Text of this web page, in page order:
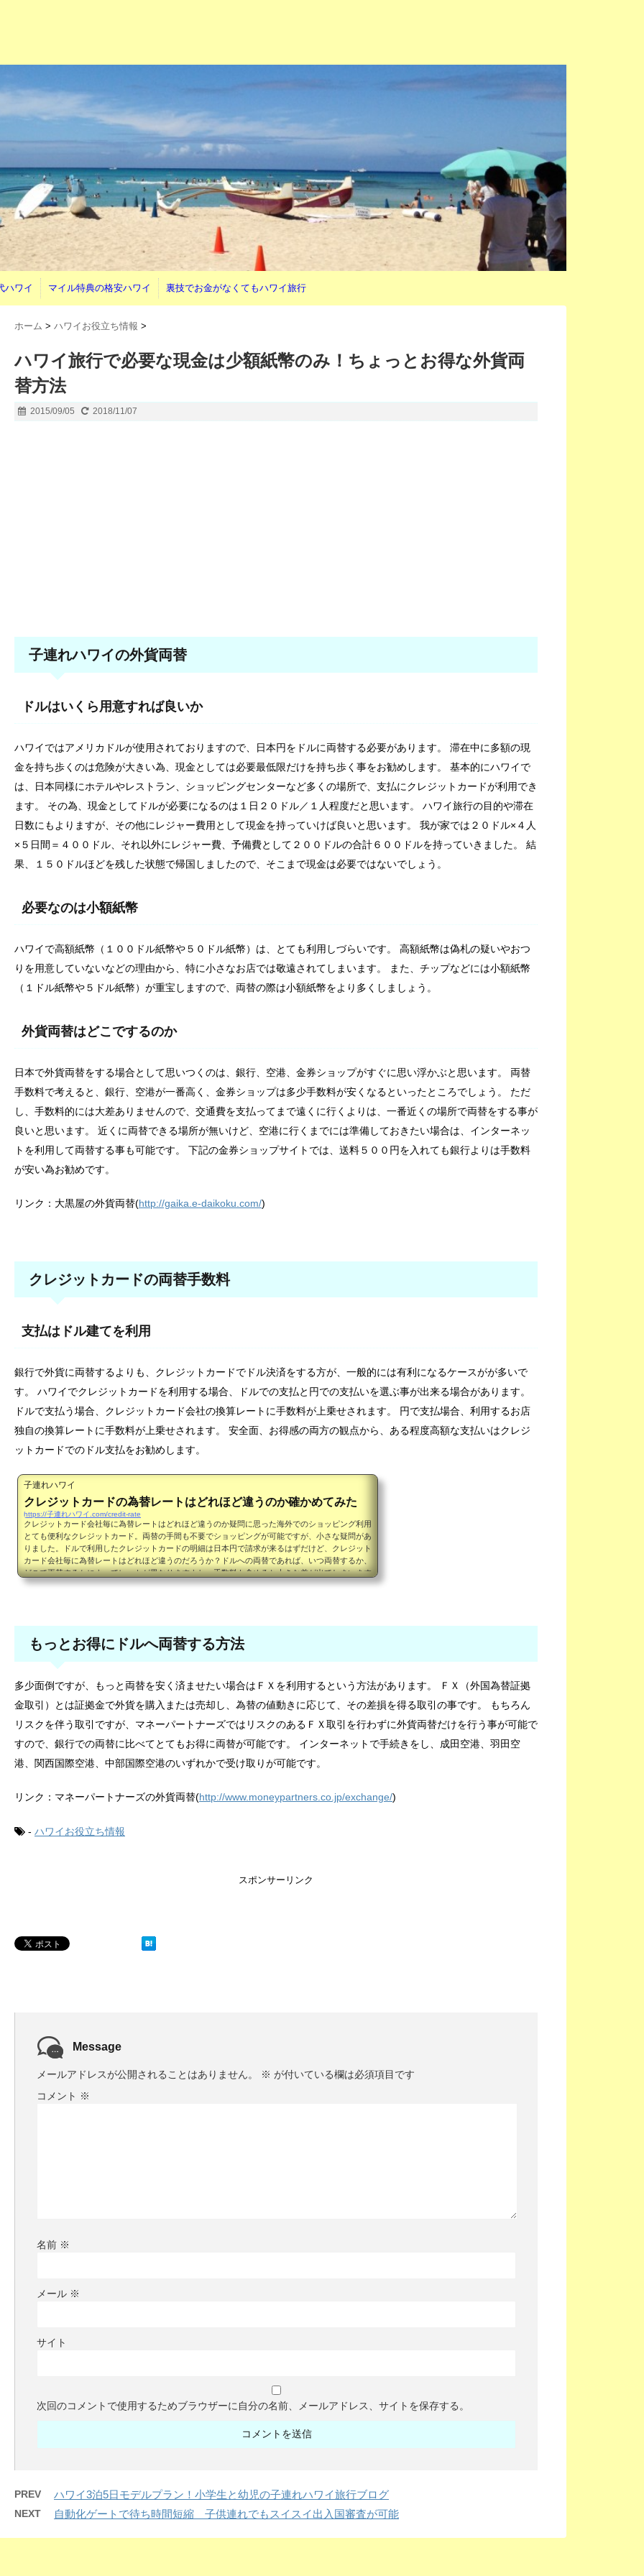
ハワイ マイル特典の格安ハワイ 裏技でお金がなくてもハワイ旅行
ホーム > ハワイお役立ち情報 >
ハワイ旅行で必要な現金は少額紙幣のみ！ちょっとお得な外貨両
替方法
2015/09/05 2018/11/07
子連れハワイの外貨両替
ドルはいくら用意すれば良いか
ハワイではアメリカドルが使用されておりますので、日本円をドルに両替する必要があります。 滞在中に多額の現
金を持ち歩くのは危険が大きい為、現金としては必要最低限だけを持ち歩く事をお勧めします。 基本的にハワイで
は、日本同様にホテルやレストラン、ショッピングセンターなど多くの場所で、支払にクレジットカードが利用でき
ます。 その為、現金としてドルが必要になるのは１日２０ドル／１人程度だと思います。 ハワイ旅行の目的や滞在
日数にもよりますが、その他にレジャー費用として現金を持っていけば良いと思います。 我が家では２０ドル×４人
×５日間＝４００ドル、それ以外にレジャー費、予備費として２００ドルの合計６００ドルを持っていきました。 結
果、１５０ドルほどを残した状態で帰国しましたので、そこまで現金は必要ではないでしょう。
必要なのは小額紙幣
ハワイで高額紙幣（１００ドル紙幣や５０ドル紙幣）は、とても利用しづらいです。 高額紙幣は偽札の疑いやおつ
りを用意していないなどの理由から、特に小さなお店では敬遠されてしまいます。 また、チップなどには小額紙幣
（１ドル紙幣や５ドル紙幣）が重宝しますので、両替の際は小額紙幣をより多くしましょう。
外貨両替はどこでするのか
日本で外貨両替をする場合として思いつくのは、銀行、空港、金券ショップがすぐに思い浮かぶと思います。 両替
手数料で考えると、銀行、空港が一番高く、金券ショップは多少手数料が安くなるといったところでしょう。 ただ
し、手数料的には大差ありませんので、交通費を支払ってまで遠くに行くよりは、一番近くの場所で両替をする事が
良いと思います。 近くに両替できる場所が無いけど、空港に行くまでには準備しておきたい場合は、インターネッ
トを利用して両替する事も可能です。 下記の金券ショップサイトでは、送料５００円を入れても銀行よりは手数料
が安い為お勧めです。
リンク：大黒屋の外貨両替(http://gaika.e-daikoku.com/)
クレジットカードの両替手数料
支払はドル建てを利用
銀行で外貨に両替するよりも、クレジットカードでドル決済をする方が、一般的には有利になるケースがが多いで
す。 ハワイでクレジットカードを利用する場合、ドルでの支払と円での支払いを選ぶ事が出来る場合があります。
ドルで支払う場合、クレジットカード会社の換算レートに手数料が上乗せされます。 円で支払場合、利用するお店
独自の換算レートに手数料が上乗せされます。 安全面、お得感の両方の観点から、ある程度高額な支払いはクレジ
ットカードでのドル支払をお勧めします。
子連れハワイ
クレジットカードの為替レートはどれほど違うのか確かめてみた
https://子連れハワイ.com/credit-rate
クレジットカード会社毎に為替レートはどれほど違うのか疑問に思った海外でのショッピング利用
とても便利なクレジットカード。両替の手間も不要でショッピングが可能ですが、小さな疑問があ
りました。ドルで利用したクレジットカードの明細は日本円で請求が来るはずだけど、クレジット
カード会社毎に為替レートはどれほど違うのだろうか？ドルへの両替であれば、いつ両替するか、
どこで両替するかによってレートが異なりますよね。手数料も含めると大きな差が出てしまいます
ので、少しでも安く両替できる方法を探されるかと思います。...
もっとお得にドルへ両替する方法
多少面倒ですが、もっと両替を安く済ませたい場合はＦＸを利用するという方法があります。 ＦＸ（外国為替証拠
金取引）とは証拠金で外貨を購入または売却し、為替の値動きに応じて、その差損を得る取引の事です。 もちろん
リスクを伴う取引ですが、マネーパートナーズではリスクのあるＦＸ取引を行わずに外貨両替だけを行う事が可能で
すので、銀行での両替に比べてとてもお得に両替が可能です。 インターネットで手続きをし、成田空港、羽田空
港、関西国際空港、中部国際空港のいずれかで受け取りが可能です。
リンク：マネーパートナーズの外貨両替(http://www.moneypartners.co.jp/exchange/)
- ハワイお役立ち情報
スポンサーリンク
Message
メールアドレスが公開されることはありません。 ※ が付いている欄は必須項目です
コメント ※
名前 ※
メール ※
サイト
次回のコメントで使用するためブラウザーに自分の名前、メールアドレス、サイトを保存する。
PREV ハワイ3泊5日モデルプラン！小学生と幼児の子連れハワイ旅行ブログ
NEXT 自動化ゲートで待ち時間短縮 子供連れでもスイスイ出入国審査が可能